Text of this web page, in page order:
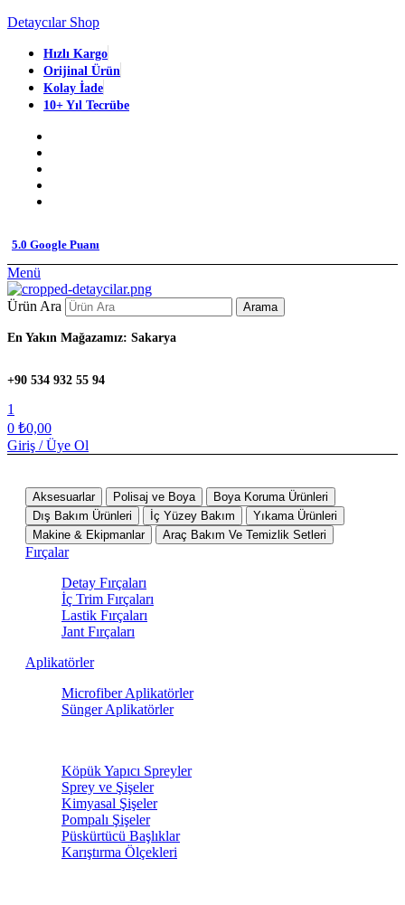
Detaycılar Shop
Hızlı Kargo
Orijinal Ürün
Kolay İade
10+ Yıl Tecrübe
5.0 Google Puanı
Menü
Ürün Ara Arama
En Yakın Mağazamız: Sakarya
+90 534 932 55 94
1
0 ₺0,00
Giriş / Üye Ol
Aksesuarlar Polisaj ve Boya
Boya Koruma Ürünleri
Dış Bakım Ürünleri
İç Yüzey Bakım
Yıkama Ürünleri
Makine & Ekipmanlar
Araç Bakım Ve Temizlik Setleri
Fırçalar
Detay Fırçaları
İç Trim Fırçaları
Lastik Fırçaları
Jant Fırçaları
Aplikatörler
Microfiber Aplikatörler
Sünger Aplikatörler
Köpük Yapıcı Spreyler
Sprey ve Şişeler
Kimyasal Şişeler
Pompalı Şişeler
Püskürtücü Başlıklar
Karıştırma Ölçekleri